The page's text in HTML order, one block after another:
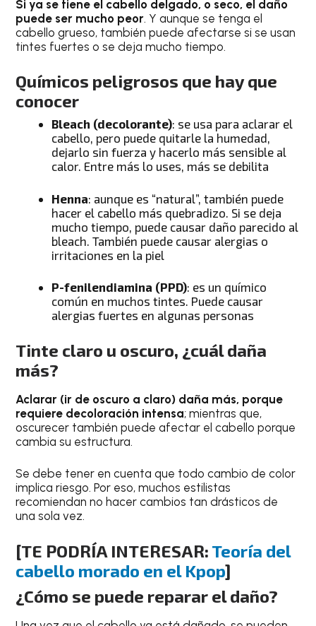
Si ya se tiene el cabello delgado, o seco, el daño
puede ser mucho peor. Y aunque se tenga el
cabello grueso, también puede afectarse si se usan
tintes fuertes o se deja mucho tiempo.
Químicos peligrosos que hay que
conocer
Bleach (decolorante): se usa para aclarar el
cabello, pero puede quitarle la humedad,
dejarlo sin fuerza y hacerlo más sensible al
calor. Entre más lo uses, más se debilita
Henna: aunque es “natural”, también puede
hacer el cabello más quebradizo. Si se deja
mucho tiempo, puede causar daño parecido al
bleach. También puede causar alergias o
irritaciones en la piel
P-fenilendiamina (PPD): es un químico
común en muchos tintes. Puede causar
alergias fuertes en algunas personas
Tinte claro u oscuro, ¿cuál daña
más?
Aclarar (ir de oscuro a claro) daña más, porque
requiere decoloración intensa; mientras que,
oscurecer también puede afectar el cabello porque
cambia su estructura.
Se debe tener en cuenta que todo cambio de color
implica riesgo. Por eso, muchos estilistas
recomiendan no hacer cambios tan drásticos de
una sola vez.
[TE PODRÍA INTERESAR: Teoría del
cabello morado en el Kpop]
¿Cómo se puede reparar el daño?